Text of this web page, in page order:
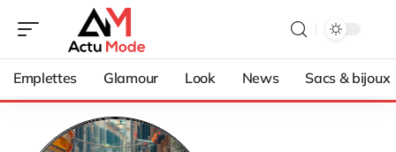
Emplettes Glamour Look News Sacs & bijoux